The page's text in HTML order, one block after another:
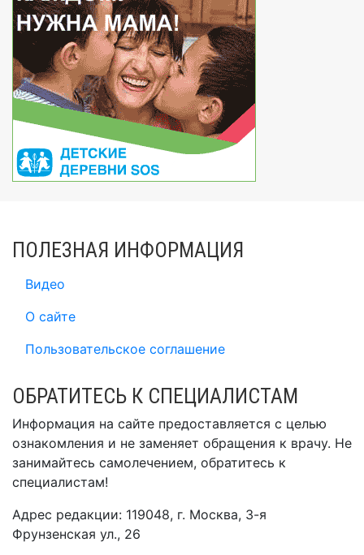
ПОЛЕЗНАЯ ИНФОРМАЦИЯ
Видео
О сайте
Пользовательское соглашение
ОБРАТИТЕСЬ К СПЕЦИАЛИСТАМ
Информация на сайте предоставляется с целью
ознакомления и не заменяет обращения к врачу. Не
занимайтесь самолечением, обратитесь к
специалистам!
Адрес редакции: 119048, г. Москва, 3-я
Фрунзенская ул., 26